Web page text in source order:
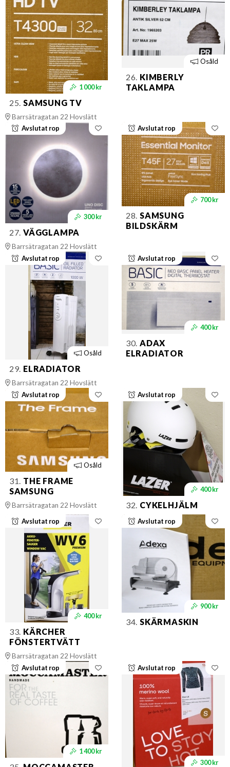
1 000 kr
25. SAMSUNG TV
Barrsätragatan 22 Hovslätt
Osåld
26. KIMBERLY
TAKLAMPA
Avslutat rop
300 kr
27. VÄGGLAMPA
Barrsätragatan 22 Hovslätt
Avslutat rop
700 kr
28. SAMSUNG
BILDSKÄRM
Avslutat rop
Osåld
29. ELRADIATOR
Barrsätragatan 22 Hovslätt
Avslutat rop
400 kr
30. ADAX
ELRADIATOR
Avslutat rop
Osåld
31. THE FRAME
SAMSUNG
Barrsätragatan 22 Hovslätt
Avslutat rop
400 kr
32. CYKELHJÄLM
Avslutat rop
400 kr
33. KÄRCHER
FÖNSTERTVÄTT
Barrsätragatan 22 Hovslätt
Avslutat rop
900 kr
34. SKÄRMASKIN
Avslutat rop
1 400 kr
Avslutat rop
300 kr